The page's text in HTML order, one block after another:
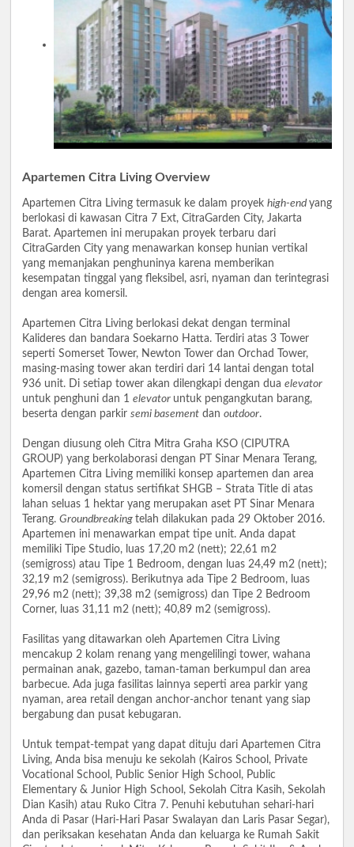
Apartemen Citra Living Overview
Apartemen Citra Living termasuk ke dalam proyek high-endyang
berlokasi di kawasan Citra 7 Ext, CitraGarden City, Jakarta
Barat. Apartemen ini merupakan proyek terbaru dari
CitraGarden City yang menawarkan konsep hunian vertikal
yang memanjakan penghuninya karena memberikan
kesempatan tinggal yang fleksibel, asri, nyaman dan terintegrasi
dengan area komersil.
Apartemen Citra Living berlokasi dekat dengan terminal
Kalideres dan bandara Soekarno Hatta. Terdiri atas 3 Tower
seperti Somerset Tower, Newton Tower dan Orchad Tower,
masing-masing tower akan terdiri dari 14 lantai dengan total
936 unit. Di setiap tower akan dilengkapi dengan dua elevator
untuk penghuni dan 1 elevator untuk pengangkutan barang,
beserta dengan parkir semi basement dan outdoor.
Dengan diusung oleh Citra Mitra Graha KSO (CIPUTRA
GROUP) yang berkolaborasi dengan PT Sinar Menara Terang,
Apartemen Citra Living memiliki konsep apartemen dan area
komersil dengan status sertifikat SHGB – Strata Title di atas
lahan seluas 1 hektar yang merupakan aset PT Sinar Menara
Terang. Groundbreaking telah dilakukan pada 29 Oktober 2016.
Apartemen ini menawarkan empat tipe unit. Anda dapat
memiliki Tipe Studio, luas 17,20 m2 (nett); 22,61 m2
(semigross) atau Tipe 1 Bedroom, dengan luas 24,49 m2 (nett);
32,19 m2 (semigross). Berikutnya ada Tipe 2 Bedroom, luas
29,96 m2 (nett); 39,38 m2 (semigross) dan Tipe 2 Bedroom
Corner, luas 31,11 m2 (nett); 40,89 m2 (semigross).
Fasilitas yang ditawarkan oleh Apartemen Citra Living
mencakup 2 kolam renang yang mengelilingi tower, wahana
permainan anak, gazebo, taman-taman berkumpul dan area
barbecue. Ada juga fasilitas lainnya seperti area parkir yang
nyaman, area retail dengan anchor-anchor tenant yang siap
bergabung dan pusat kebugaran.
Untuk tempat-tempat yang dapat dituju dari Apartemen Citra
Living, Anda bisa menuju ke sekolah (Kairos School, Private
Vocational School, Public Senior High School, Public
Elementary & Junior High School, Sekolah Citra Kasih, Sekolah
Dian Kasih) atau Ruko Citra 7. Penuhi kebutuhan sehari-hari
Anda di Pasar (Hari-Hari Pasar Swalayan dan Laris Pasar Segar),
dan periksakan kesehatan Anda dan keluarga ke Rumah Sakit